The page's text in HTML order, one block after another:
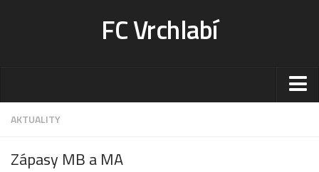
FC Vrchlabí
Stadion
Kontakt-rezervace
AKTUALITY
Zápasy MB a MA